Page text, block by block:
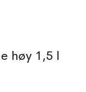
høy 1,5 l